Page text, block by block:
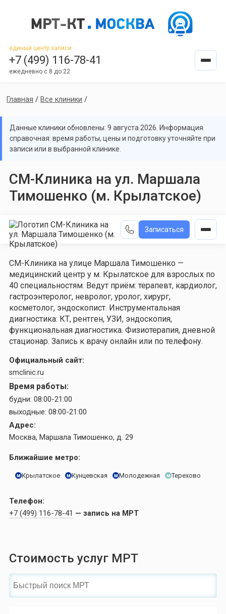
единый центр записи
+7 (499) 116-78-41
ежедневно с 8 до 22
Главная / Все клиники /
Данные клиники обновлены: 9 августа 2026. Информация
справочная: время работы, цены и подготовку уточняйте при
записи или в выбранной клинике.
СМ-Клиника на ул. Маршала
Тимошенко (м. Крылатское)
Записаться
СМ-Клиника на улице Маршала Тимошенко —
медицинский центр у м. Крылатское для взрослых по
40 специальностям. Ведут приём: терапевт, кардиолог,
гастроэнтеролог, невролог, уролог, хирург,
косметолог, эндоскопист. Инструментальная
диагностика: КТ, рентген, УЗИ, эндоскопия,
функциональная диагностика. Физиотерапия, дневной
стационар. Запись к врачу онлайн или по телефону.
Официальный сайт:
smclinic.ru
Время работы:
будни: 08:00-21:00
выходные: 08:00-21:00
Адрес:
Москва, Маршала Тимошенко, д. 29
Ближайшие метро:
м Крылатское м Кунцевская м Молодежная м Терехово
Телефон:
+7 (499) 116-78-41 — запись на МРТ
Стоимость услуг МРТ